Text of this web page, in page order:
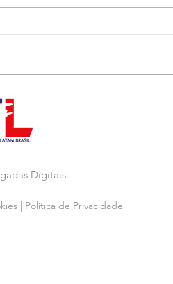
Digitais.
Política de Privacidade